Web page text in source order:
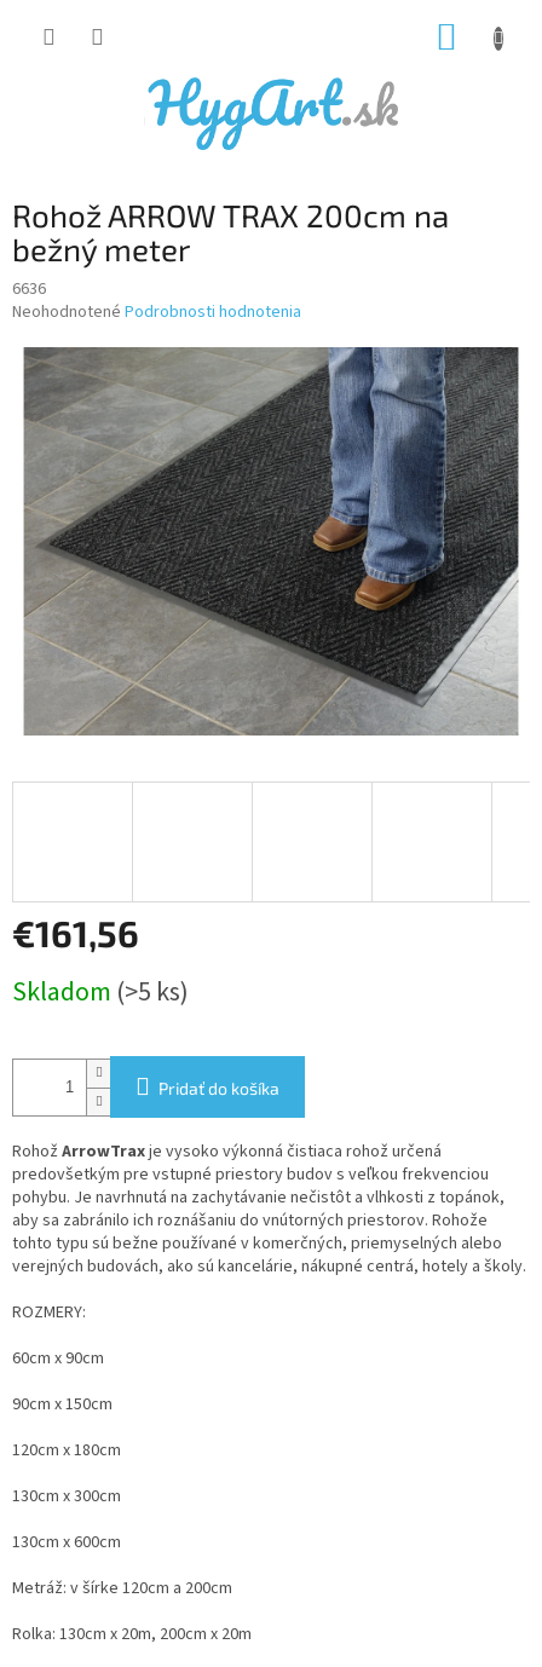
Rohož ARROW TRAX 200cm na
bežný meter
6636
Priemerné
produktu
hviezdičiek.
Neohodnotené Podrobnosti hodnotenia
€161,56
cena:
Skladom (>5 ks)
Pridať do košíka
Rohož ArrowTraxje vysoko výkonná čistiaca rohož určená
predovšetkým pre vstupné priestory budov s veľkou frekvenciou
pohybu. Je navrhnutá na zachytávanie nečistôt a vlhkosti z topánok,
aby sa zabránilo ich roznášaniu do vnútorných priestorov. Rohože
tohto typu sú bežne používané v komerčných, priemyselných alebo
verejných budovách, ako sú kancelárie, nákupné centrá, hotely a školy.
ROZMERY:
60cm x 90cm
90cm x 150cm
120cm x 180cm
130cm x 300cm
130cm x 600cm
Metráž: v šírke 120cm a 200cm
Rolka: 130cm x 20m, 200cm x 20m